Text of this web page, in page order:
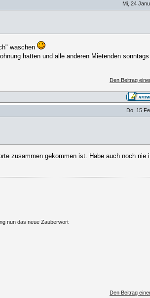
Mi, 24
waschen
hatten und alle anderen Mietenden
Den Beitrag
Do, 15
zusammen gekommen ist. Habe auch noch nie
nun das neue Zauberwort
Den Beitrag